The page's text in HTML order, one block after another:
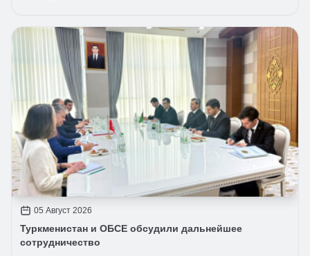
05 Август 2026
Туркменистан и ОБСЕ обсудили дальнейшее
сотрудничество